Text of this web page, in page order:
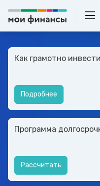
Как грамотно
Подробнее
Программа
Рассчитать